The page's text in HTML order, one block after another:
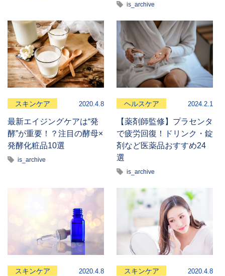
is_archive
スキンケア 2020.4.8
最新エイジングケアは“発
酵”が重要！？注目の酵母×
発酵化粧品10選
is_archive
ヘルスケア 2024.2.1
【薬剤師監修】プラセンタ
で疲労回復！ドリンク・錠
剤など医薬品おすすめ24
選
is_archive
スキンケア 2020.4.8 スキンケア 2020.4.8